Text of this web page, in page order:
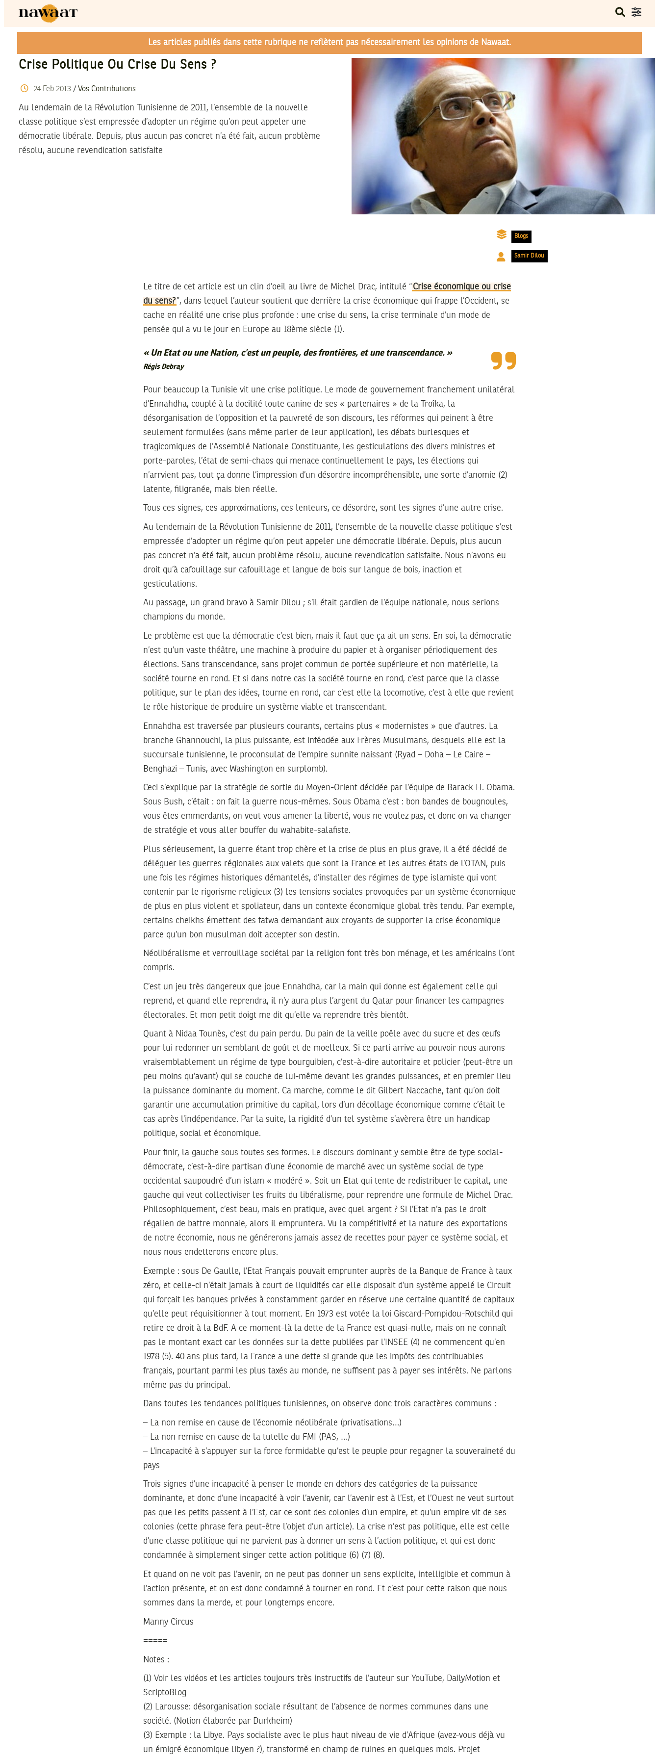
Les articles publiés dans cette rubrique ne reflètent pas nécessairement les opinions de Nawaat.
Crise Politique Ou Crise Du Sens ?
24 Feb 2013 / Vos Contributions
Au lendemain de la Révolution Tunisienne de 2011, l’ensemble de la nouvelle
classe politique s’est empressée d’adopter un régime qu’on peut appeler une
démocratie libérale. Depuis, plus aucun pas concret n’a été fait, aucun problème
résolu, aucune revendication satisfaite
Blogs
Samir Dilou
Le titre de cet article est un clin d’oeil au livre de Michel Drac, intitulé “Crise économique ou crise
du sens?”, dans lequel l’auteur soutient que derrière la crise économique qui frappe l’Occident, se
cache en réalité une crise plus profonde : une crise du sens, la crise terminale d’un mode de
pensée qui a vu le jour en Europe au 18ème siècle (1).
« Un Etat ou une Nation, c’est un peuple, des frontières, et une transcendance. »
Régis Debray
Pour beaucoup la Tunisie vit une crise politique. Le mode de gouvernement franchement unilatéral
d’Ennahdha, couplé à la docilité toute canine de ses « partenaires » de la Troîka, la
désorganisation de l’opposition et la pauvreté de son discours, les réformes qui peinent à être
seulement formulées (sans même parler de leur application), les débats burlesques et
tragicomiques de l’Assemblé Nationale Constituante, les gesticulations des divers ministres et
porte-paroles, l’état de semi-chaos qui menace continuellement le pays, les élections qui
n’arrvient pas, tout ça donne l’impression d’un désordre incompréhensible, une sorte d’anomie (2)
latente, filigranée, mais bien réelle.
Tous ces signes, ces approximations, ces lenteurs, ce désordre, sont les signes d’une autre crise.
Au lendemain de la Révolution Tunisienne de 2011, l’ensemble de la nouvelle classe politique s’est
empressée d’adopter un régime qu’on peut appeler une démocratie libérale. Depuis, plus aucun
pas concret n’a été fait, aucun problème résolu, aucune revendication satisfaite. Nous n’avons eu
droit qu’à cafouillage sur cafouillage et langue de bois sur langue de bois, inaction et
gesticulations.
Au passage, un grand bravo à Samir Dilou ; s’il était gardien de l’équipe nationale, nous serions
champions du monde.
Le problème est que la démocratie c’est bien, mais il faut que ça ait un sens. En soi, la démocratie
n’est qu’un vaste théâtre, une machine à produire du papier et à organiser périodiquement des
élections. Sans transcendance, sans projet commun de portée supérieure et non matérielle, la
société tourne en rond. Et si dans notre cas la société tourne en rond, c’est parce que la classe
politique, sur le plan des idées, tourne en rond, car c’est elle la locomotive, c’est à elle que revient
le rôle historique de produire un système viable et transcendant.
Ennahdha est traversée par plusieurs courants, certains plus « modernistes » que d’autres. La
branche Ghannouchi, la plus puissante, est inféodée aux Frères Musulmans, desquels elle est la
succursale tunisienne, le proconsulat de l’empire sunnite naissant (Ryad – Doha – Le Caire –
Benghazi – Tunis, avec Washington en surplomb).
Ceci s’explique par la stratégie de sortie du Moyen-Orient décidée par l’équipe de Barack H. Obama.
Sous Bush, c’était : on fait la guerre nous-mêmes. Sous Obama c’est : bon bandes de bougnoules,
vous êtes emmerdants, on veut vous amener la liberté, vous ne voulez pas, et donc on va changer
de stratégie et vous aller bouffer du wahabite-salafiste.
Plus sérieusement, la guerre étant trop chère et la crise de plus en plus grave, il a été décidé de
déléguer les guerres régionales aux valets que sont la France et les autres états de l’OTAN, puis
une fois les régimes historiques démantelés, d’installer des régimes de type islamiste qui vont
contenir par le rigorisme religieux (3) les tensions sociales provoquées par un système économique
de plus en plus violent et spoliateur, dans un contexte économique global très tendu. Par exemple,
certains cheikhs émettent des fatwa demandant aux croyants de supporter la crise économique
parce qu’un bon musulman doit accepter son destin.
Néolibéralisme et verrouillage sociétal par la religion font très bon ménage, et les américains l’ont
compris.
C’est un jeu très dangereux que joue Ennahdha, car la main qui donne est également celle qui
reprend, et quand elle reprendra, il n’y aura plus l’argent du Qatar pour financer les campagnes
électorales. Et mon petit doigt me dit qu’elle va reprendre très bientôt.
Quant à Nidaa Tounès, c’est du pain perdu. Du pain de la veille poêle avec du sucre et des œufs
pour lui redonner un semblant de goût et de moelleux. Si ce parti arrive au pouvoir nous aurons
vraisemblablement un régime de type bourguibien, c’est-à-dire autoritaire et policier (peut-être un
peu moins qu’avant) qui se couche de lui-même devant les grandes puissances, et en premier lieu
la puissance dominante du moment. Ca marche, comme le dit Gilbert Naccache, tant qu’on doit
garantir une accumulation primitive du capital, lors d’un décollage économique comme c’était le
cas après l’indépendance. Par la suite, la rigidité d’un tel système s’avèrera être un handicap
politique, social et économique.
Pour finir, la gauche sous toutes ses formes. Le discours dominant y semble être de type social-
démocrate, c’est-à-dire partisan d’une économie de marché avec un système social de type
occidental saupoudré d’un islam « modéré ». Soit un Etat qui tente de redistribuer le capital, une
gauche qui veut collectiviser les fruits du libéralisme, pour reprendre une formule de Michel Drac.
Philosophiquement, c’est beau, mais en pratique, avec quel argent ? Si l’Etat n’a pas le droit
régalien de battre monnaie, alors il empruntera. Vu la compétitivité et la nature des exportations
de notre économie, nous ne générerons jamais assez de recettes pour payer ce système social, et
nous nous endetterons encore plus.
Exemple : sous De Gaulle, l’Etat Français pouvait emprunter auprès de la Banque de France à taux
zéro, et celle-ci n’était jamais à court de liquidités car elle disposait d’un système appelé le Circuit
qui forçait les banques privées à constamment garder en réserve une certaine quantité de capitaux
qu’elle peut réquisitionner à tout moment. En 1973 est votée la loi Giscard-Pompidou-Rotschild qui
retire ce droit à la BdF. A ce moment-là la dette de la France est quasi-nulle, mais on ne connaît
pas le montant exact car les données sur la dette publiées par l’INSEE (4) ne commencent qu’en
1978 (5). 40 ans plus tard, la France a une dette si grande que les impôts des contribuables
français, pourtant parmi les plus taxés au monde, ne suffisent pas à payer ses intérêts. Ne parlons
même pas du principal.
Dans toutes les tendances politiques tunisiennes, on observe donc trois caractères communs :
– La non remise en cause de l’économie néolibérale (privatisations…)
– La non remise en cause de la tutelle du FMI (PAS, …)
– L’incapacité à s’appuyer sur la force formidable qu’est le peuple pour regagner la souveraineté du
pays
Trois signes d’une incapacité à penser le monde en dehors des catégories de la puissance
dominante, et donc d’une incapacité à voir l’avenir, car l’avenir est à l’Est, et l’Ouest ne veut surtout
pas que les petits passent à l’Est, car ce sont des colonies d’un empire, et qu’un empire vit de ses
colonies (cette phrase fera peut-être l’objet d’un article). La crise n’est pas politique, elle est celle
d’une classe politique qui ne parvient pas à donner un sens à l’action politique, et qui est donc
condamnée à simplement singer cette action politique (6) (7) (8).
Et quand on ne voit pas l’avenir, on ne peut pas donner un sens explicite, intelligible et commun à
l’action présente, et on est donc condamné à tourner en rond. Et c’est pour cette raison que nous
sommes dans la merde, et pour longtemps encore.
Manny Circus
=====
Notes :
(1) Voir les vidéos et les articles toujours très instructifs de l’auteur sur YouTube, DailyMotion et
ScriptoBlog
(2) Larousse: désorganisation sociale résultant de l’absence de normes communes dans une
société. (Notion élaborée par Durkheim)
(3) Exemple : la Libye. Pays socialiste avec le plus haut niveau de vie d’Afrique (avez-vous déjà vu
un émigré économique libyen ?), transformé en champ de ruines en quelques mois. Projet